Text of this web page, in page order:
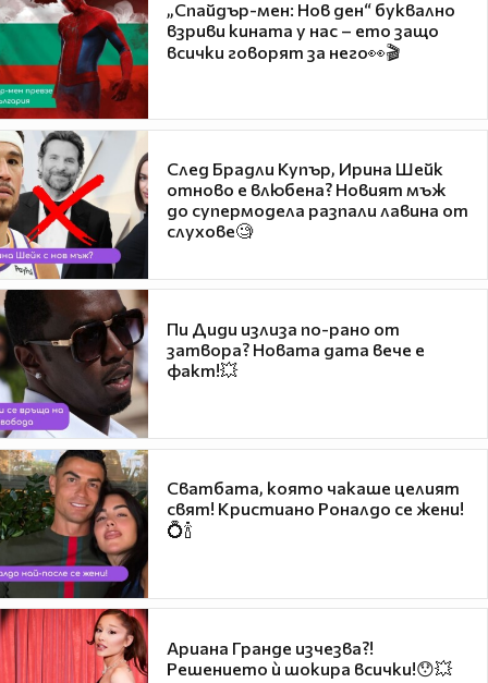
„Спайдър-мен: Нов ден“ буквално
взриви кината у нас – ето защо
всички говорят за него👀🎬
След Брадли Купър, Ирина Шейк
отново е влюбена? Новият мъж
до супермодела разпали лавина от
слухове🧐
Пи Диди излиза по-рано от
затвора? Новата дата вече е
факт!💥
Сватбата, която чакаше целият
свят! Кристиано Роналдо се жени!
💍🍾
Ариана Гранде изчезва?!
Решението ѝ шокира всички!😯💥